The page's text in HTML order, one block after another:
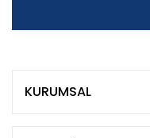
KURUMSAL